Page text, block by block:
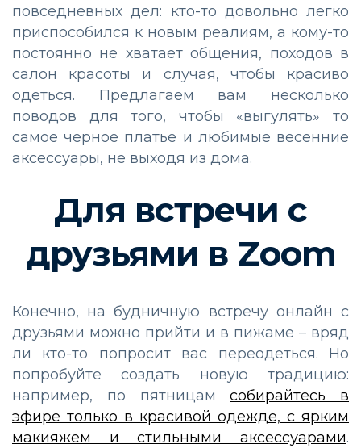
повседневных дел: кто-то довольно легко
приспособился к новым реалиям, а кому-то
постоянно не хватает общения, походов в
салон красоты и случая, чтобы красиво
одеться. Предлагаем вам несколько
поводов для того, чтобы «выгулять» то
самое черное платье и любимые весенние
аксессуары, не выходя из дома.
Для встречи с
друзьями в Zoom
Конечно, на будничную встречу онлайн с
друзьями можно прийти и в пижаме – вряд
ли кто-то попросит вас переодеться. Но
попробуйте создать новую традицию:
например, по пятницамсобирайтесь в
эфире только в красивой одежде, с ярким
макияжем и стильными аксессуарами.